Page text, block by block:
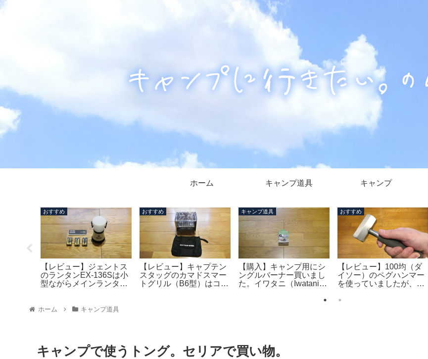
ホーム キャンプ道具 キャンプ
おすすめ
【レビュー】ジェントス
のランタンEX-136Sは小
型ながらメインランタン
おすすめ
【レビュー】キャプテン
スタッグのカマドスマー
トグリル（B6型）はコン
キャンプ道具
【購入】キャンプ用にシ
ングルバーナー買いまし
た。イワタニ（Iwatani）
おすすめ
【レビュー】100均（ダ
イソー）のペグハンマー
を使っていましたが、ベ
ーに買い換えました。
ホーム キャンプ道具
キャンプで使うトング。セリアで買い物。